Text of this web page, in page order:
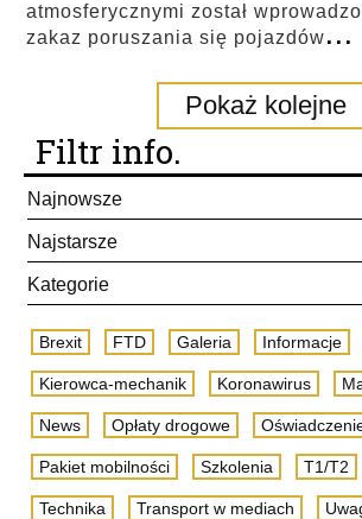
atmosferycznymi został
zakaz poruszania się pojazdów...
Pokaż kolejne
Filtr info.
Najnowsze
Najstarsze
Kategorie
Brexit FTD Galeria Informacje
Kierowca-mechanik Koronawirus
News Opłaty drogowe
Pakiet mobilności Szkolenia T1/T2
Technika Transport w mediach